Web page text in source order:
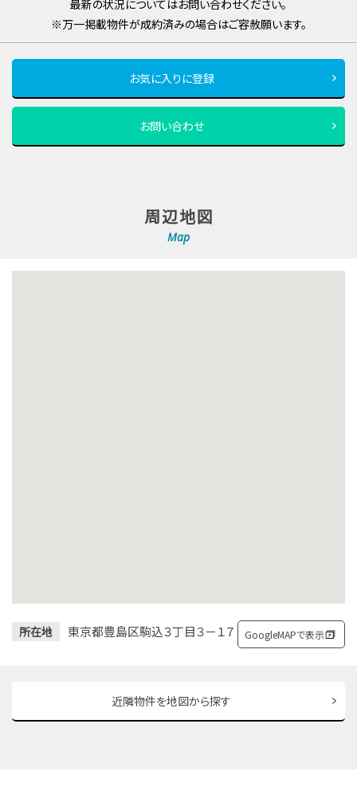
最新の状況についてはお問い合わせください。
※万一掲載物件が成約済みの場合はご容赦願います。
お気に入りに登録
お問い合わせ
周辺地図
Map
所在地 東京都豊島区駒込３丁目３－１７ GoogleMAPで表示
近隣物件を地図から探す